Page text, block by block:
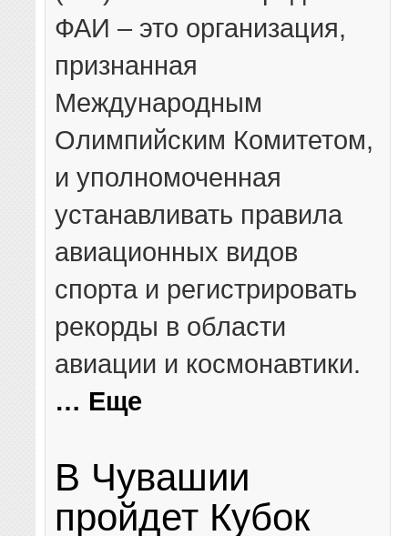
ФАИ – это организация,
признанная
Международным
Олимпийским Комитетом,
и уполномоченная
устанавливать правила
авиационных видов
спорта и регистрировать
рекорды в области
авиации и космонавтики.
… Еще
В Чувашии
пройдет Кубок